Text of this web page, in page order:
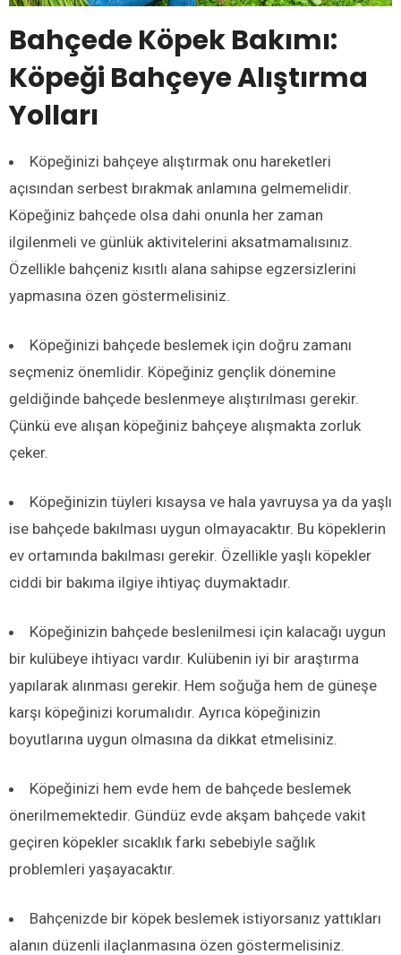
Bahçede Köpek Bakımı:
Köpeği Bahçeye Alıştırma
Yolları
Köpeğinizi bahçeye alıştırmak onu hareketleri
açısından serbest bırakmak anlamına gelmemelidir.
Köpeğiniz bahçede olsa dahi onunla her zaman
ilgilenmeli ve günlük aktivitelerini aksatmamalısınız.
Özellikle bahçeniz kısıtlı alana sahipse egzersizlerini
yapmasına özen göstermelisiniz.
Köpeğinizi bahçede beslemek için doğru zamanı
seçmeniz önemlidir. Köpeğiniz gençlik dönemine
geldiğinde bahçede beslenmeye alıştırılması gerekir.
Çünkü eve alışan köpeğiniz bahçeye alışmakta zorluk
çeker.
Köpeğinizin tüyleri kısaysa ve hala yavruysa ya da yaşlı
ise bahçede bakılması uygun olmayacaktır. Bu köpeklerin
ev ortamında bakılması gerekir. Özellikle yaşlı köpekler
ciddi bir bakıma ilgiye ihtiyaç duymaktadır.
Köpeğinizin bahçede beslenilmesi için kalacağı uygun
bir kulübeye ihtiyacı vardır. Kulübenin iyi bir araştırma
yapılarak alınması gerekir. Hem soğuğa hem de güneşe
karşı köpeğinizi korumalıdır. Ayrıca köpeğinizin
boyutlarına uygun olmasına da dikkat etmelisiniz.
Köpeğinizi hem evde hem de bahçede beslemek
önerilmemektedir. Gündüz evde akşam bahçede vakit
geçiren köpekler sıcaklık farkı sebebiyle sağlık
problemleri yaşayacaktır.
Bahçenizde bir köpek beslemek istiyorsanız yattıkları
alanın düzenli ilaçlanmasına özen göstermelisiniz.